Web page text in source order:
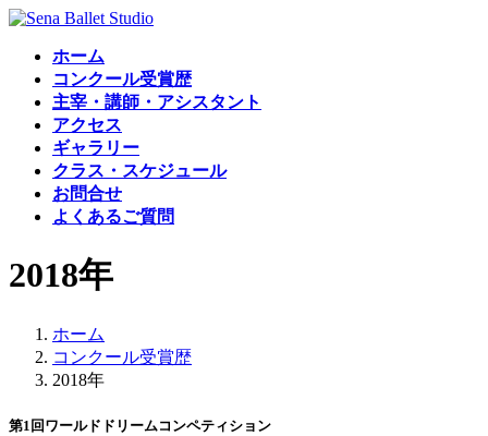
コ
ナ
ホーム
コンクール受賞歴
主宰・講師・アシスタント
アクセス
ギャラリー
クラス・スケジュール
お問合せ
よくあるご質問
2018年
ホーム
コンクール受賞歴
2018年
第1回ワールドドリームコンペティション